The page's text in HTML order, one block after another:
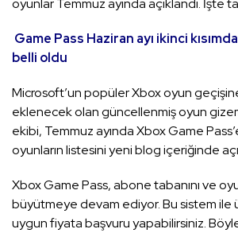
oyunlar Temmuz ayında açıklandı. İşte
Game Pass Haziran ayı ikinci
belli oldu
Microsoft’un popüler Xbox oyun
eklenecek olan güncellenmiş oyun
ekibi, Temmuz ayında Xbox Game
oyunların listesini yeni blog içeriğinde
Xbox Game Pass, abone tabanını ve
büyütmeye devam ediyor. Bu sistem ile
uygun fiyata başvuru yapabilirsiniz.